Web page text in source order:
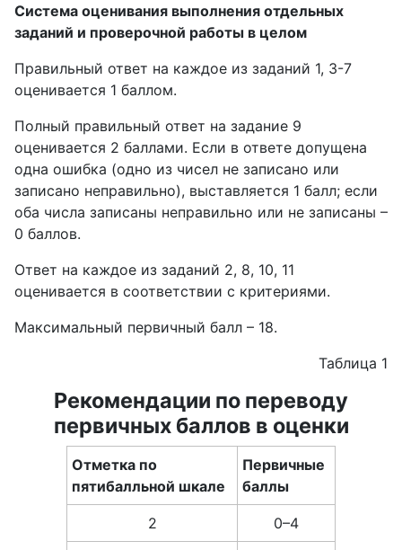
Система оценивания выполнения отдельных
заданий и проверочной работы в целом
Правильный ответ на каждое из заданий 1, 3-7
оценивается 1 баллом.
Полный правильный ответ на задание 9
оценивается 2 баллами. Если в ответе допущена
одна ошибка (одно из чисел не записано или
записано неправильно), выставляется 1 балл; если
оба числа записаны неправильно или не записаны –
0 баллов.
Ответ на каждое из заданий 2, 8, 10, 11
оценивается в соответствии с критериями.
Максимальный первичный балл – 18.
Таблица 1
Рекомендации по переводу
первичных баллов в оценки
Отметка по
пятибалльной шкале
Первичные
баллы
2 0–4